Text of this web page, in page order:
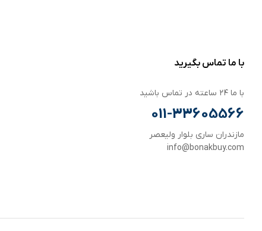
با ما تماس بگیرید
با ما ۲۴ ساعته در تماس باشید
011-33605566
مازندران ساری بلوار ولیعصر
info@bonakbuy.com